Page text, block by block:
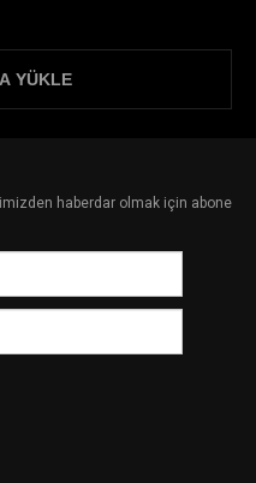
YÜKLE
haberdar olmak için abone